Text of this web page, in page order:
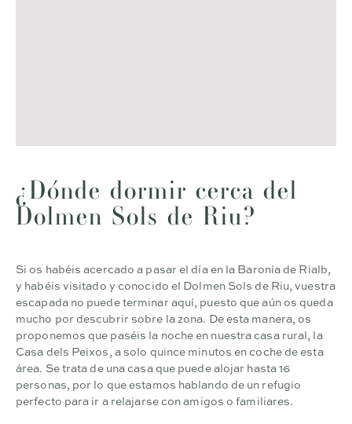
¿Dónde dormir cerca del
Dolmen Sols de Riu?
Si os habéis acercado a pasar el día en la Baronía de Rialb,
y habéis visitado y conocido el Dolmen Sols de Riu, vuestra
escapada no puede terminar aquí, puesto que aún os queda
mucho por descubrir sobre la zona. De esta manera, os
proponemos que paséis la noche en nuestra casa rural, la
Casa dels Peixos, a solo quince minutos en coche de esta
área. Se trata de una casa que puede alojar hasta 16
personas, por lo que estamos hablando de un refugio
perfecto para ir a relajarse con amigos o familiares.